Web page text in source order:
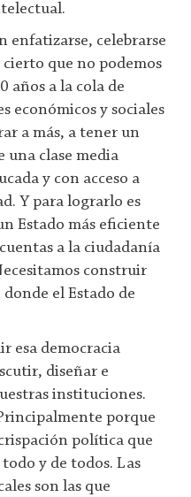
enfatizarse, celebrarse
que no podemos
años a la cola de
económicos y sociales
a más, a tener un
una clase media
y con acceso a
Y para lograrlo es
Estado más eficiente
a la ciudadanía
construir
el Estado de
esa democracia
diseñar e
instituciones.
porque
política que
y de todos. Las
son las que